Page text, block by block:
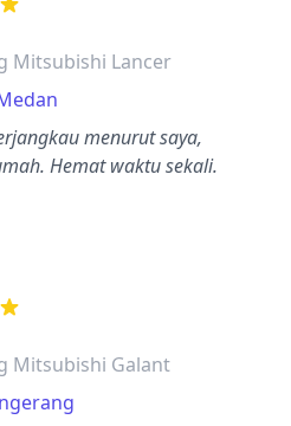
adalah bintang lima
Mitsubishi Lancer
menurut saya,
Hemat waktu sekali.
adalah bintang lima
Mitsubishi Galant